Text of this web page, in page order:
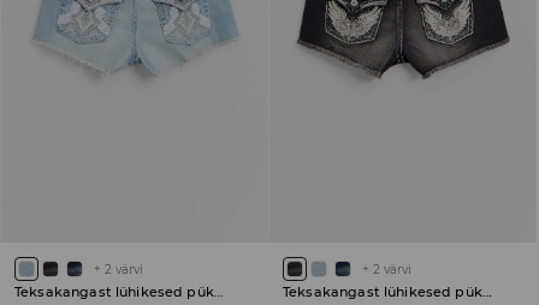
+ 2 värvi + 2 värvi